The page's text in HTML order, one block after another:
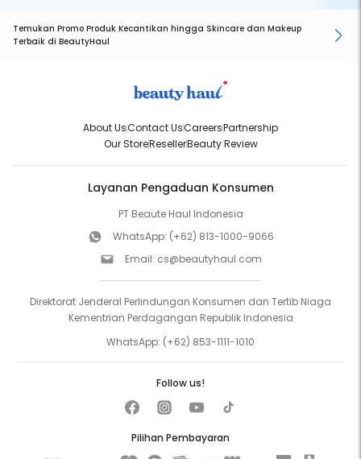
Temukan Promo Produk Kecantikan hingga Skincare dan Makeup
Terbaik di BeautyHaul
About UsContact UsCareersPartnership
Our StoreResellerBeauty Review
Layanan Pengaduan Konsumen
PT Beaute Haul Indonesia
WhatsApp: (+62) 813-1000-9066
Email: cs@beautyhaul.com
Direktorat Jenderal Perlindungan Konsumen dan Tertib Niaga
Kementrian Perdagangan Republik Indonesia
WhatsApp: (+62) 853-1111-1010
Pilihan Pembayaran
Follow us!